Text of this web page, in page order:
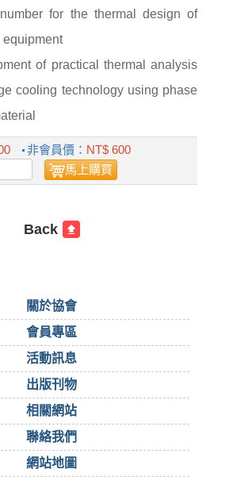
for the thermal design of
of practical thermal analysis
cooling technology using phase
非會員價： NT$ 600
馬上購買
Back
關於協會
會員專區
活動訊息
出版刊物
相關網站
聯絡我們
網站地圖